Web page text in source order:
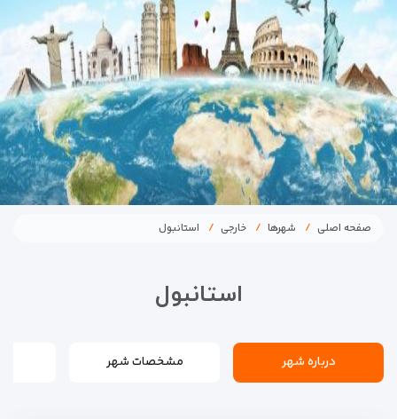
صفحه اصلی شهرها خارجی استانبول
استانبول
درباره شهر مشخصات شهر